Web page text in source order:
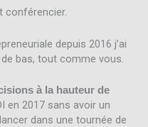
conférencier.
depuis 2016 j’ai
bas, tout comme vous.
à la hauteur de
en 2017 sans avoir un
dans une tournée de